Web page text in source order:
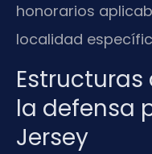
honorarios
localidad
la defensa
Jersey